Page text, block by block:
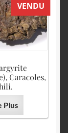
VENDU
Caracoles,
Plus